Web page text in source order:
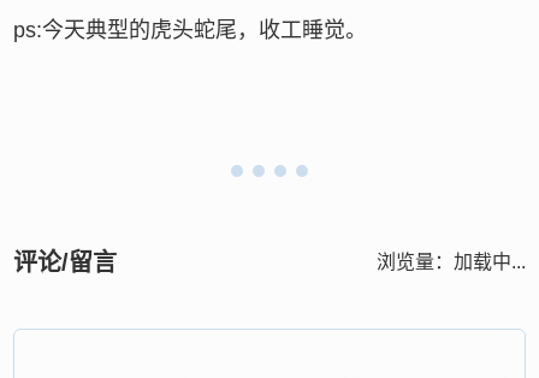
ps:今天典型的虎头蛇尾，收工睡觉。
评论/留言 浏览量： 加载中...